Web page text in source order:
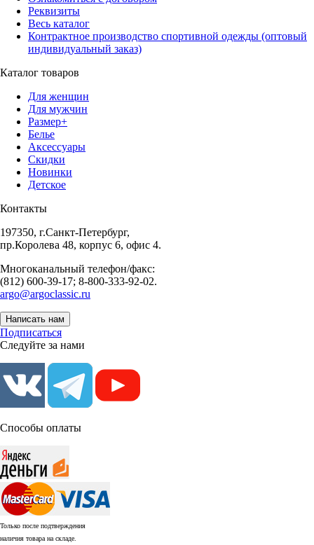
Реквизиты
Весь каталог
Контрактное производство спортивной одежды (оптовый
индивидуальный заказ)
Каталог товаров
Для женщин
Для мужчин
Размер+
Белье
Аксессуары
Скидки
Новинки
Детское
Контакты
197350, г.Санкт-Петербург,
пр.Королева 48, корпус 6, офис 4.
Многоканальный телефон/факс:
(812) 600-39-17; 8-800-333-92-02.
argo@argoclassic.ru
Написать нам
Подписаться
Следуйте за нами
Способы оплаты
Только после подтверждения
наличия товара на складе.